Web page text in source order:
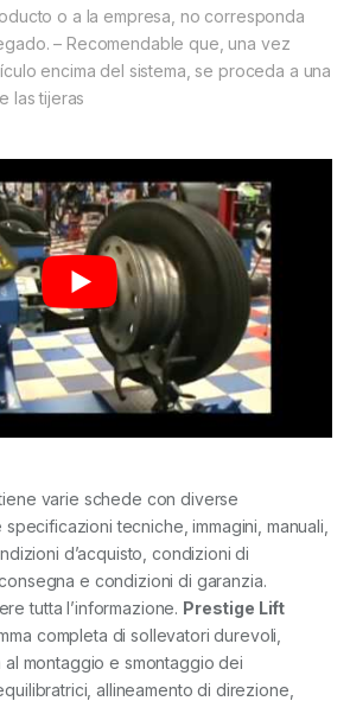
o a la empresa, no corresponda
– Recomendable que, una vez
encima del sistema, se proceda a una
las tijeras
varie schede con diverse
tecniche, immagini, manuali,
d’acquisto, condizioni di
e condizioni di garanzia.
tutta l’informazione. Prestige Lift
completa di sollevatori durevoli,
al montaggio e smontaggio dei
allineamento di direzione,